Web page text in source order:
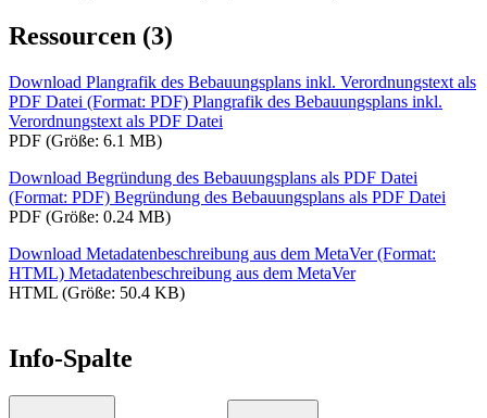
Ressourcen (3)
Download Plangrafik des Bebauungsplans inkl. Verordnungstext als
PDF Datei (Format: PDF) Plangrafik des Bebauungsplans inkl.
Verordnungstext als PDF Datei
PDF (Größe: 6.1 MB)
Download Begründung des Bebauungsplans als PDF Datei
(Format: PDF) Begründung des Bebauungsplans als PDF Datei
PDF (Größe: 0.24 MB)
Download Metadatenbeschreibung aus dem MetaVer (Format:
HTML) Metadatenbeschreibung aus dem MetaVer
HTML (Größe: 50.4 KB)
Info-Spalte